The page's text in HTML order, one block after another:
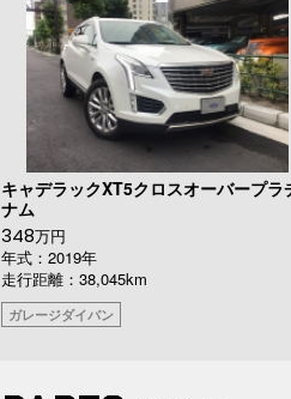
キャデラックXT5クロスオーバープラ
ナム
348万円
年式：2019年
走行距離：38,045km
ガレージダイバン